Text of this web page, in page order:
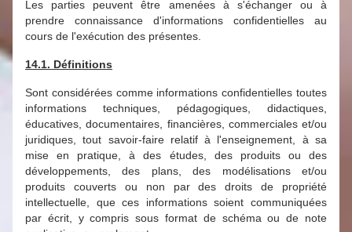
Les parties peuvent être amenées à s'échanger ou à
prendre connaissance d'informations confidentielles au
cours de l'exécution des présentes.
14.1. Définitions
Sont considérées comme informations confidentielles toutes
informations techniques, pédagogiques, didactiques,
éducatives, documentaires, financières, commerciales et/ou
juridiques, tout savoir-faire relatif à l'enseignement, à sa
mise en pratique, à des études, des produits ou des
développements, des plans, des modélisations et/ou
produits couverts ou non par des droits de propriété
intellectuelle, que ces informations soient communiquées
par écrit, y compris sous format de schéma ou de note